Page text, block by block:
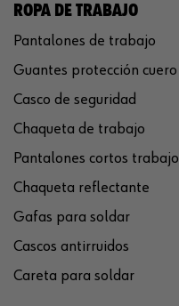
ROPA DE TRABAJO
Pantalones de trabajo
Guantes protección cuero
Casco de seguridad
Chaqueta de trabajo
Pantalones cortos trabajo
Chaqueta reflectante
Gafas para soldar
Cascos antirruidos
Careta para soldar